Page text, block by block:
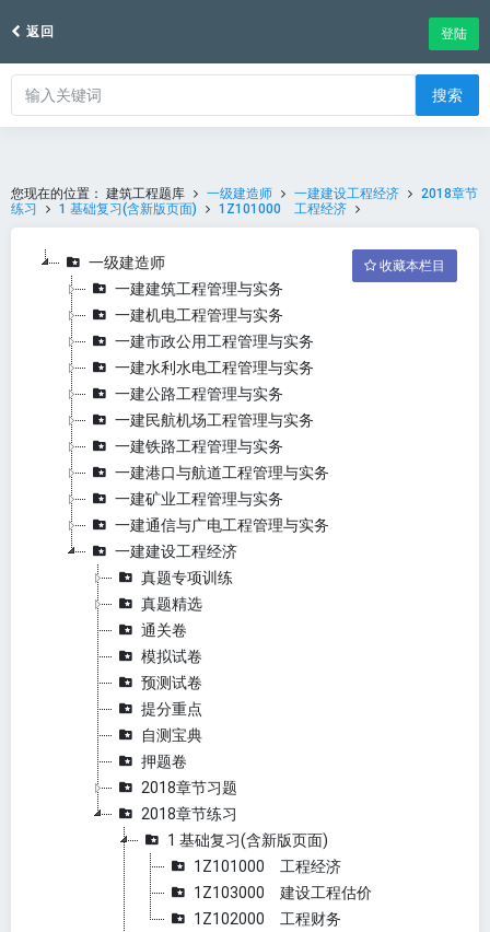
返回 登陆
搜索
您现在的位置： 建筑工程题库 一级建造师 一建建设工程经济
2018章节
练习
1 基础复习(含新版页面) 1Z101000 工程经济
收藏本栏目
一级建造师
一建建筑工程管理与实务
一建机电工程管理与实务
一建市政公用工程管理与实务
一建水利水电工程管理与实务
一建公路工程管理与实务
一建民航机场工程管理与实务
一建铁路工程管理与实务
一建港口与航道工程管理与实务
一建矿业工程管理与实务
一建通信与广电工程管理与实务
一建建设工程经济
真题专项训练
真题精选
通关卷
模拟试卷
预测试卷
提分重点
自测宝典
押题卷
2018章节习题
2018章节练习
1 基础复习(含新版页面)
1Z101000 工程经济
1Z103000 建设工程估价
1Z102000 工程财务